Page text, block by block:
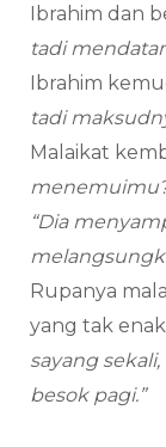
Ibrahim dan
tadi
Ibrahim
tadi
Malaikat
“Dia
Rupanya
yang tak
sayang
besok pagi.”